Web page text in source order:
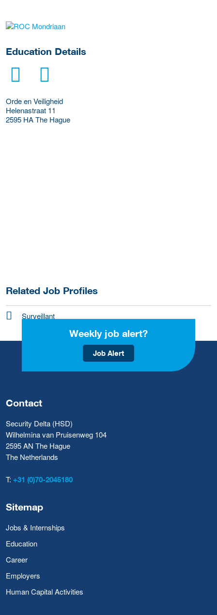
about this provider
Education Details
Orde en Veiligheid
Helenastraat 11
2595 HAThe Hague
Related Job Profiles
Surveillant
Weekly job alert?
Job Alert
Contact
Security Delta (HSD)
Wilhelmina van Pruisenweg 104
2595 AN The Hague
The Netherlands
T: +31 (0)70-2045180
Sitemap
Jobs & Internships
Education
Career
Employers
Human Capital Activities